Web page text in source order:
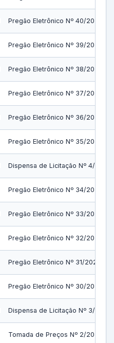
Pregão Eletrônico Nº 40/2023
Pregão Eletrônico Nº 39/2023
Pregão Eletrônico Nº 38/2023
Pregão Eletrônico Nº 37/2023
Pregão Eletrônico Nº 36/2023
Pregão Eletrônico Nº 35/2023
Dispensa de Licitação Nº 4/2023
Pregão Eletrônico Nº 34/2023
Pregão Eletrônico Nº 33/2023
Pregão Eletrônico Nº 32/2023
Pregão Eletrônico Nº 31/2023
Pregão Eletrônico Nº 30/2023
Dispensa de Licitação Nº 3/2023
Tomada de Preços Nº 2/2023